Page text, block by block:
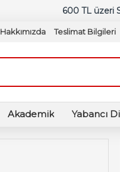
600 TL üzeri
Hakkımızda Teslimat Bilgileri
Akademik Yabancı